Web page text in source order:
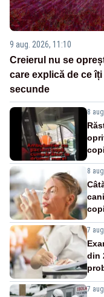
9 aug. 2026, 11:10
Creierul nu se
care explică de ce
secunde
8
8
7
din
7